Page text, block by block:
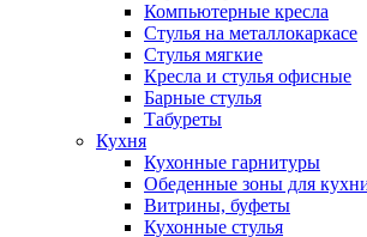
Компьютерные кресла
Стулья на металлокаркасе
Стулья мягкие
Кресла и стулья офисные
Барные стулья
Табуреты
Кухня
Кухонные гарнитуры
Обеденные зоны для
Витрины, буфеты
Кухонные стулья